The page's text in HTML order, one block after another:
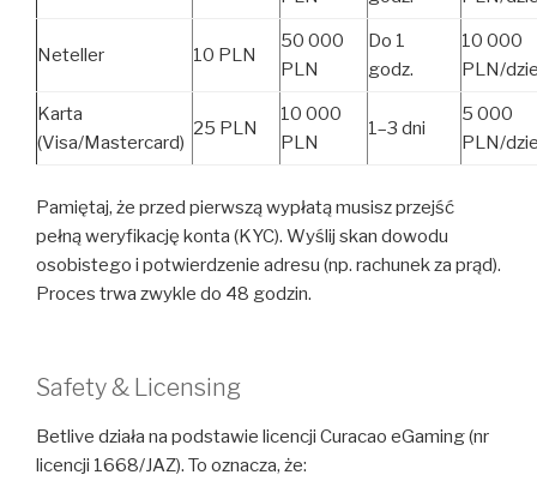
Neteller 10 PLN
50 000
PLN
Do 1
godz.
10 000
PLN/
Karta
(Visa/Mastercard)
25 PLN
10 000
PLN
1–3 dni
5 000
PLN/
Pamiętaj, że przed pierwszą wypłatą musisz przejść
pełną weryfikację konta (KYC). Wyślij skan dowodu
osobistego i potwierdzenie adresu (np. rachunek za prąd).
Proces trwa zwykle do 48 godzin.
Safety & Licensing
Betlive działa na podstawie licencji Curacao eGaming (nr
licencji 1668/JAZ). To oznacza, że: